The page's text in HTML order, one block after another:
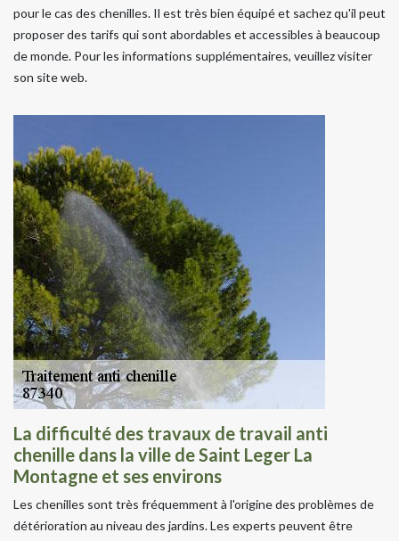
pour le cas des chenilles. Il est très bien équipé et sachez qu'il peut
proposer des tarifs qui sont abordables et accessibles à beaucoup
de monde. Pour les informations supplémentaires, veuillez visiter
son site web.
La difficulté des travaux de travail anti
chenille dans la ville de Saint Leger La
Montagne et ses environs
Les chenilles sont très fréquemment à l'origine des problèmes de
détérioration au niveau des jardins. Les experts peuvent être